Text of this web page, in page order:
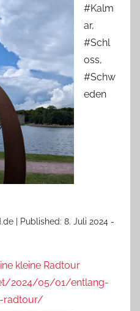
#Kalm
ar,
#Schl
oss,
#Schw
eden
Published: 8. Juli 2024 -
kleine Radtour
2024/05/01/entlang-
radtour/